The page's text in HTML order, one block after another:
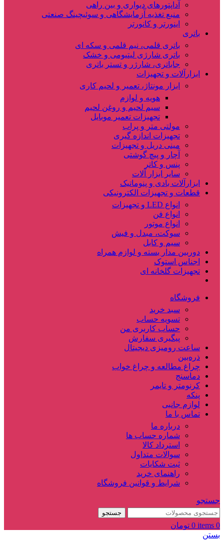
آداپتورهای دیواری و بین راهی
منبع تغذیه آزمایشگاهی و سوئیچینگ صنعتی
اینورتر و کانورتر
باتری
باتری قلمی، نیم قلمی و سکه ای
باتری شارژی لیتیومی و خشک
جاباتری، شارژر و تستر باتری
ابزارآلات و تجهیزات
ابزار مونتاژ، تعمیر و لحیم کاری
هویه و لوازم
سیم لحیم و روغن لحیم
تجهیزات تعمیر موبایل
مولتی متر و پراب
تجهیزات اندازه گیری
مینی دریل و تجهیزات
آچار و پیچ گوشتی
پنس و کاتر
سایر ابزار آلات
ابزارآلات بادی و پنوماتیک
قطعات و تجهیزات الکترونیکی
انواع LED و تجهیزات
انواع فن
انواع موتور
سوکت، مبدل و فیش
سیم و کابل
دوربین مدار بسته و لوازم همراه
اجناس استوک
تجهیزات گلخانه ای
فروشگاه
سبد خرید
تسویه حساب
حساب کاربری من
پیگیری سفارش
ساعت‌ رومیزی دیجیتال
ذره‌بین‌
چراغ مطالعه و چراغ خواب
دماسنج‌
کرنومتر و تایمر
پنکه
لوازم جانبی
تماس با ما
درباره ما
شماره حساب ها
استرداد کالا
سوالات متداول
ثبت شکایات
راهنمای خرید
شرایط و قوانین فروشگاه
جستجو
جستجو
0
items
0 تومان
بستن